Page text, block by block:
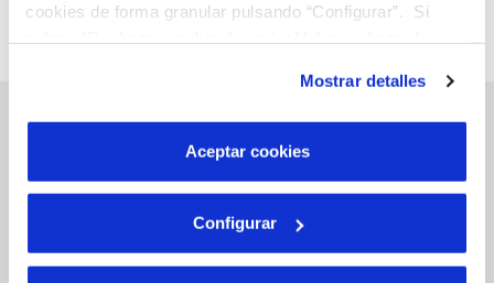
cookies de forma granular pulsando “Configurar”. Si
son indispensables para que el sitio web funcione y que
por tanto no se pueden desactivar. Puedes consultar
más información en nuestraPolítica de Cookies
Mostrar detalles
Aceptar cookies
Configurar
Gestiones Online
FACTURAS, PAGOS Y CONSUMOS